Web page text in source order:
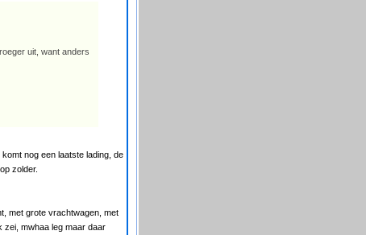
uit, want anders
komt nog een laatste lading, de
zolder.
met grote vrachtwagen, met
zei, mwhaa leg maar daar